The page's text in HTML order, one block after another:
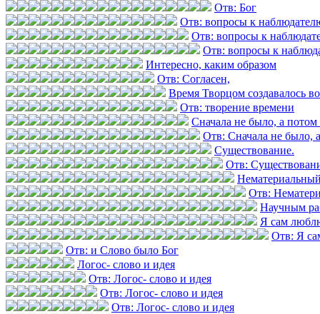
Отв: Бог
Отв: вопросы к
Отв: вопросы к
Отв: вопросы к
Интересно, каким образом
Отв: Согласен,
Время Творцом создавалось
Отв: творение времени
Сначала не было, а потом
Отв: Сначала не было,
Существование.
Отв:
Отв:
Научным
Я сам
Отв: Я
Отв: и Слово было Бог
Логос- слово и идея
Отв: Логос- слово и идея
Отв: Логос- слово и идея
Отв: Логос- слово и идея